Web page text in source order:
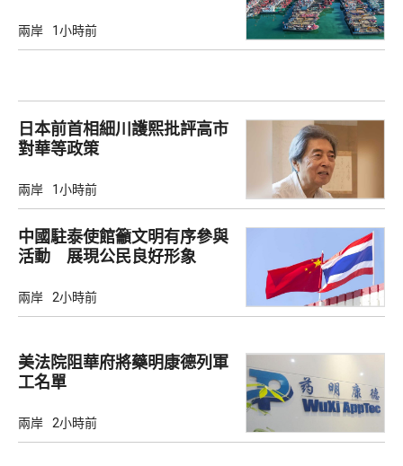
兩岸 1小時前
日本前首相細川護熙批評高市
對華等政策
兩岸 1小時前
中國駐泰使館籲文明有序參與
活動 展現公民良好形象
兩岸 2小時前
美法院阻華府將藥明康德列軍
工名單
兩岸 2小時前